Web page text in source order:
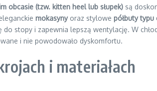
obcasie (tzw. kitten heel lub słupek) są
mokasynyoraz stylowe półbuty typu
do stopy i zapewnia lepszą wentylację. W
i nie powodowało dyskomfortu.
i materiałach